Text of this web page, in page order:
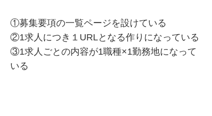
①募集要項の一覧ページを設けている
②1求人につき１URLとなる作りになっている
③1求人ごとの内容が1職種×1勤務地になって
いる